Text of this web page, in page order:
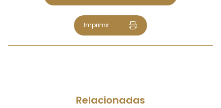
Imprimir
Relacionadas